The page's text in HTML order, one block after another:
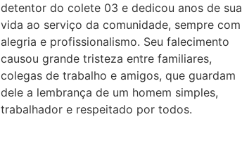
detentor do colete 03 e dedicou anos de sua
vida ao serviço da comunidade, sempre com
alegria e profissionalismo. Seu falecimento
causou grande tristeza entre familiares,
colegas de trabalho e amigos, que guardam
dele a lembrança de um homem simples,
trabalhador e respeitado por todos.